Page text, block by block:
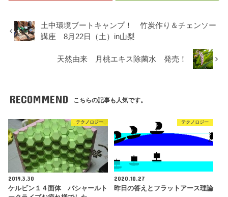
土中環境ブートキャンプ！ 竹炭作り＆チェンソー
講座 8月22日（土）in山梨
天然由来 月桃エキス除菌水 発売！
RECOMMEND こちらの記事も人気です。
テクノロジー
2019.3.30
ケルビン１４面体 バシャールト
テクノロジー
2020.10.27
昨日の答えとフラットアース理論